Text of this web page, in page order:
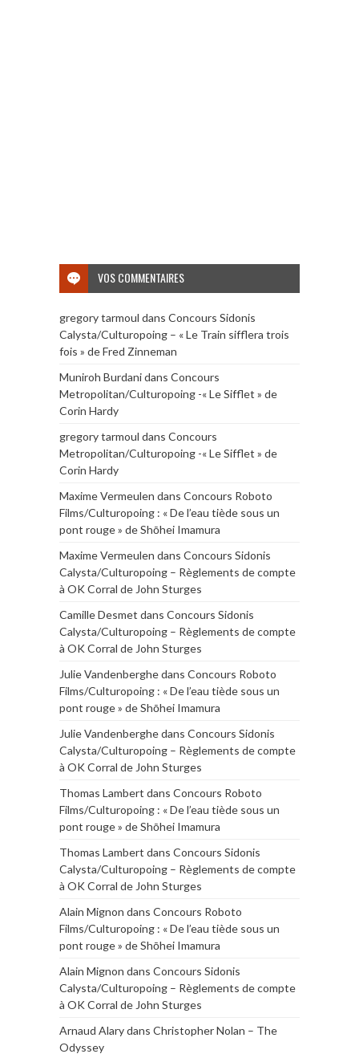
VOS COMMENTAIRES
gregory tarmoul dans Concours Sidonis
Calysta/Culturopoing – « Le Train sifflera trois
fois » de Fred Zinneman
Muniroh Burdanidans Concours
Metropolitan/Culturopoing -« Le Sifflet » de
Corin Hardy
gregory tarmoul dans Concours
Metropolitan/Culturopoing -« Le Sifflet » de
Corin Hardy
Maxime Vermeulen dans Concours Roboto
Films/Culturopoing : « De l’eau tiède sous un
pont rouge » de Shōhei Imamura
Maxime Vermeulen dans Concours Sidonis
Calysta/Culturopoing – Règlements de compte
à OK Corral de John Sturges
Camille Desmet dans Concours Sidonis
Calysta/Culturopoing – Règlements de compte
à OK Corral de John Sturges
Julie Vandenberghedans Concours Roboto
Films/Culturopoing : « De l’eau tiède sous un
pont rouge » de Shōhei Imamura
Julie Vandenberghedans Concours Sidonis
Calysta/Culturopoing – Règlements de compte
à OK Corral de John Sturges
Thomas Lambert dans Concours Roboto
Films/Culturopoing : « De l’eau tiède sous un
pont rouge » de Shōhei Imamura
Thomas Lambert dans Concours Sidonis
Calysta/Culturopoing – Règlements de compte
à OK Corral de John Sturges
Alain Mignon dans Concours Roboto
Films/Culturopoing : « De l’eau tiède sous un
pont rouge » de Shōhei Imamura
Alain Mignon dans Concours Sidonis
Calysta/Culturopoing – Règlements de compte
à OK Corral de John Sturges
Arnaud Alarydans Christopher Nolan – The
Odyssey